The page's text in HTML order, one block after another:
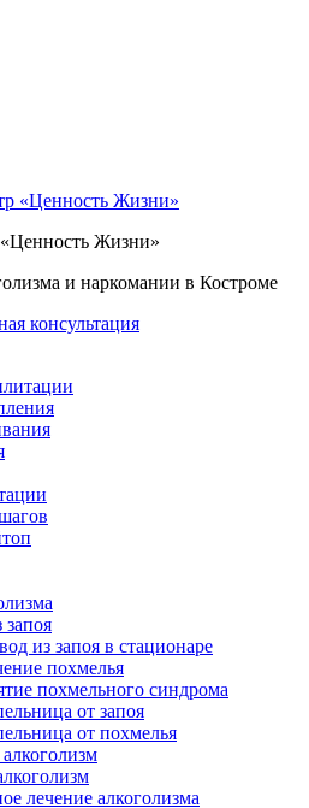
Жизни»
и наркомании в Костроме
консультация
из запоя в стационаре
похмелья
похмельного синдрома
от запоя
от похмелья
лечение алкоголизма